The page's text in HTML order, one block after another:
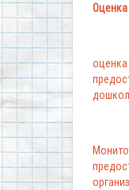
Оценка
оценка